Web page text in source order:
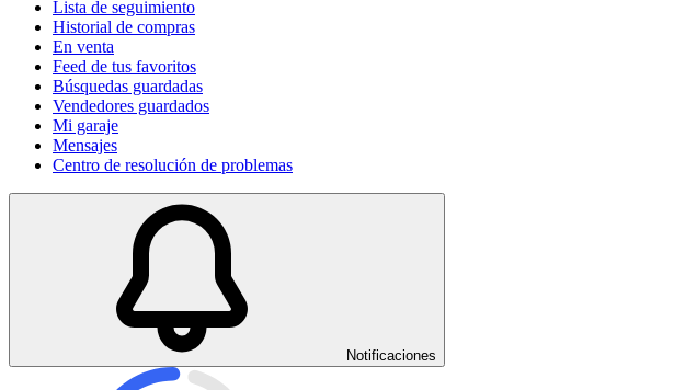
Lista de seguimiento
Historial de compras
En venta
Feed de tus favoritos
Búsquedas guardadas
Vendedores guardados
Mi garaje
Mensajes
Centro de resolución de problemas
Notificaciones